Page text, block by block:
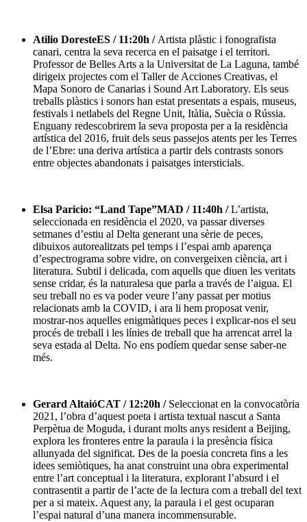
Atilio DoresteES / 11:20h / Artista plàstic i fonografista
canari, centra la seva recerca en el paisatge i el territori.
Professor de Belles Arts a la Universitat de La Laguna, també
dirigeix projectes com el Taller de Acciones Creativas, el
Mapa Sonoro de Canarias i Sound Art Laboratory. Els seus
treballs plàstics i sonors han estat presentats a espais, museus,
festivals i netlabels del Regne Unit, Itàlia, Suècia o Rússia.
Enguany redescobrirem la seva proposta per a la residència
artística del 2016, fruit dels seus passejos atents per les Terres
de l’Ebre: una deriva artística a partir dels contrasts sonors
entre objectes abandonats i paisatges intersticials.
Elsa Paricio: “Land Tape”MAD / 11:40h /L’artista,
seleccionada en residència el 2020, va passar diverses
setmanes d’estiu al Delta generant una sèrie de peces,
dibuixos autorealitzats pel temps i l’espai amb aparença
d’espectrograma sobre vidre, on convergeixen ciència, art i
literatura. Subtil i delicada, com aquells que diuen les veritats
sense cridar, és la naturalesa que parla a través de l’aigua. El
seu treball no es va poder veure l’any passat per motius
relacionats amb la COVID, i ara li hem proposat venir,
mostrar-nos aquelles enigmàtiques peces i explicar-nos el seu
procés de treball i les línies de treball que ha arrencat arrel la
seva estada al Delta. No ens podíem quedar sense saber-ne
més.
Gerard AltaióCAT / 12:20h / Seleccionat en la convocatòria
2021, l’obra d’aquest poeta i artista textual nascut a Santa
Perpètua de Moguda, i durant molts anys resident a Beijing,
explora les fronteres entre la paraula i la presència física
allunyada del significat. Des de la poesia concreta fins a les
idees semiòtiques, ha anat construint una obra experimental
entre l’art conceptual i la literatura, explorant l’absurd i el
contrasentit a partir de l’acte de la lectura com a treball del text
per a si mateix. Aquest any, la paraula i el gest ocuparan
l’espai natural d’una manera incommensurable.